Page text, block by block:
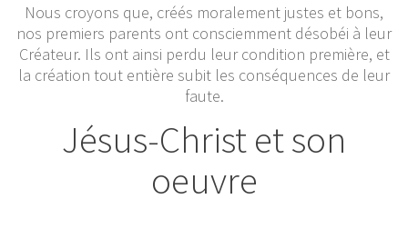
Nous croyons que, créés moralement justes et bons,
nos premiers parents ont consciemment désobéi à leur
Créateur. Ils ont ainsi perdu leur condition première, et
la création tout entière subit les conséquences de leur
faute.
Jésus-Christ et son
oeuvre